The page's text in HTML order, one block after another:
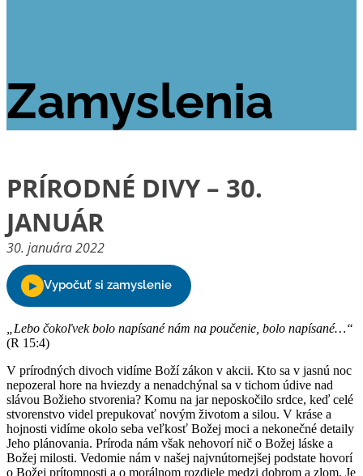
Zamyslenia
PRÍRODNÉ DIVY – 30.
JANUÁR
30. januára 2022
„Lebo čokoľvek bolo napísané nám na poučenie, bolo napísané…“
(R 15:4)
V prírodných divoch vidíme Boží zákon v akcii. Kto sa v jasnú noc
nepozeral hore na hviezdy a nenadchýnal sa v tichom údive nad
slávou Božieho stvorenia? Komu na jar neposkočilo srdce, keď celé
stvorenstvo videl prepukovať novým životom a silou. V kráse a
hojnosti vidíme okolo seba veľkosť Božej moci a nekonečné detaily
Jeho plánovania. Príroda nám však nehovorí nič o Božej láske a
Božej milosti. Vedomie nám v našej najvnútornejšej podstate hovorí
o Božej prítomnosti a o morálnom rozdiele medzi dobrom a zlom. Je